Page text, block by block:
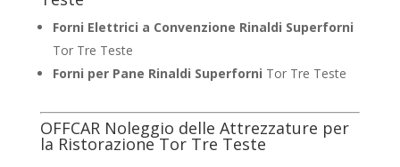
Forni Elettrici a Convenzione Rinaldi Superforni
Tor Tre Teste
Forni per Pane Rinaldi Superforni Tor Tre Teste
OFFCAR Noleggio delle Attrezzature per
la Ristorazione Tor Tre Teste